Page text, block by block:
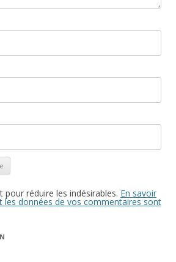
pour réduire les indésirables. En savoir
les données de vos commentaires sont